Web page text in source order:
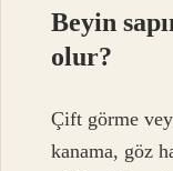
Beyin
olur?
Çift görme
kanama, göz